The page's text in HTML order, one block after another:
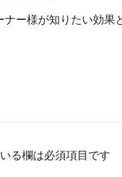
ナー様が知りたい効果
る欄は必須項目です